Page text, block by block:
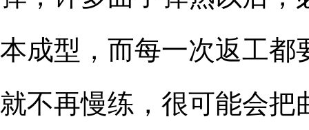
本成型，而每一次返工都
就不再慢练，很可能会把